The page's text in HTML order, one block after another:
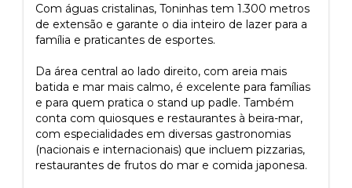
Com águas cristalinas, Toninhas tem 1.300 metros
de extensão e garante o dia inteiro de lazer para a
família e praticantes de esportes.
Da área central ao lado direito, com areia mais
batida e mar mais calmo, é excelente para famílias
e para quem pratica o stand up padle. Também
conta com quiosques e restaurantes à beira-mar,
com especialidades em diversas gastronomias
(nacionais e internacionais) que incluem pizzarias,
restaurantes de frutos do mar e comida japonesa.